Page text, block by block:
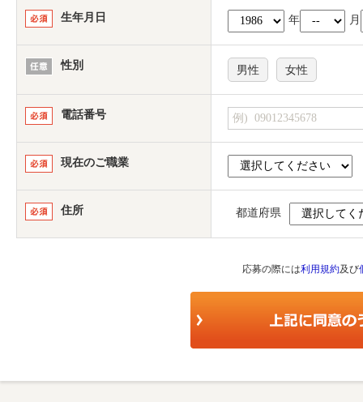
生年月日 年 月
性別 男性 女性
電話番号
現在のご職業
住所 都道府県
応募の際には利用規約及び